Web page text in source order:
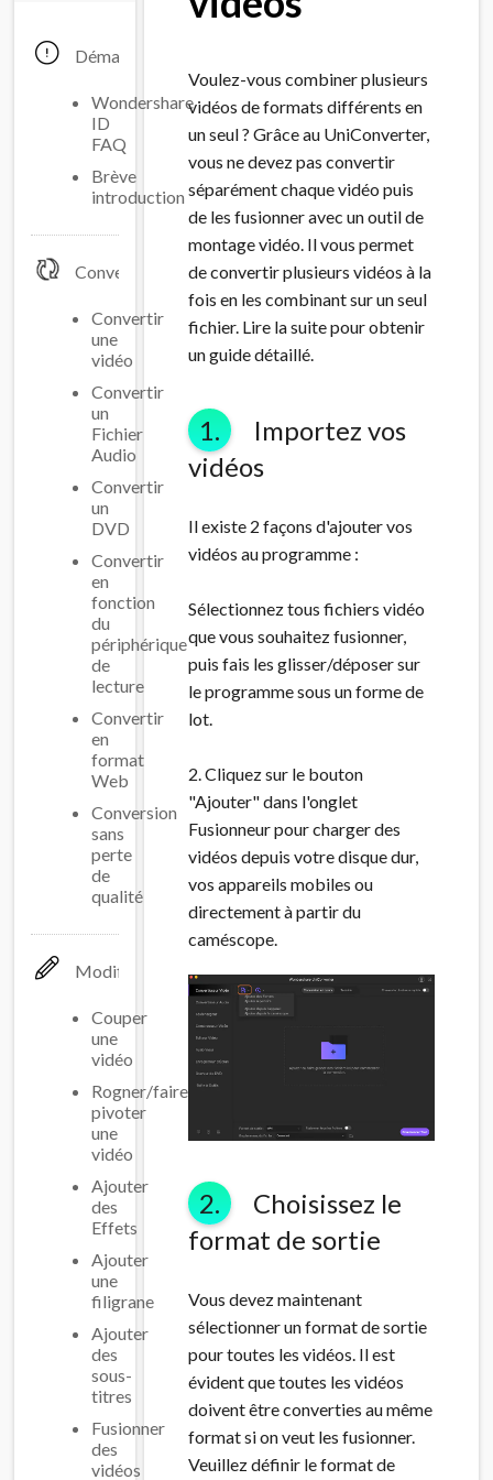
Démarrage
Wondershare
ID
FAQ
Brève
introduction
Convertir
Convertir
une
vidéo
Convertir
un
Fichier
Audio
Convertir
un
DVD
Convertir
en
fonction
du
périphérique
de
lecture
Convertir
en
format
Web
Conversion
sans
perte
de
qualité
Modifier
Couper
une
vidéo
Rogner/faire
pivoter
une
vidéo
Ajouter
des
Effets
Ajouter
une
filigrane
Ajouter
des
sous-
titres
Fusionner
des
vidéos
Voulez-vous combiner plusieurs
vidéos de formats différents en
un seul ? Grâce au UniConverter,
vous ne devez pas convertir
séparément chaque vidéo puis
de les fusionner avec un outil de
montage vidéo. Il vous permet
de convertir plusieurs vidéos à la
fois en les combinant sur un seul
fichier. Lire la suite pour obtenir
un guide détaillé.
1.
Importez vos
vidéos
Il existe 2 façons d'ajouter vos
vidéos au programme :
Sélectionnez tous fichiers vidéo
que vous souhaitez fusionner,
puis fais les glisser/déposer sur
le programme sous un forme de
lot.
2. Cliquez sur le bouton
"Ajouter" dans l'onglet
Fusionneur pour charger des
vidéos depuis votre disque dur,
vos appareils mobiles ou
directement à partir du
caméscope.
2.
Choisissez le
format de sortie
Vous devez maintenant
sélectionner un format de sortie
pour toutes les vidéos. Il est
évident que toutes les vidéos
doivent être converties au même
format si on veut les fusionner.
Veuillez définir le format de